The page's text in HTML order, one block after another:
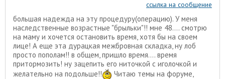
ссылка на сообщение
большая надежда на эту процедуру(операцию). У меня
наследственные возрастные "брыльки"!! мне 48.... смотрю
на маму и хочется остановить время, хотя бы на своем
лице! А еще эта дурацкая межбровная складка, ну лоб
просто пополам!! в общем, пришло время.... время
притормозить! ну зацепить его ниточкой с иголочкой и
желательно на подольше!!
Читаю темы на форуме,